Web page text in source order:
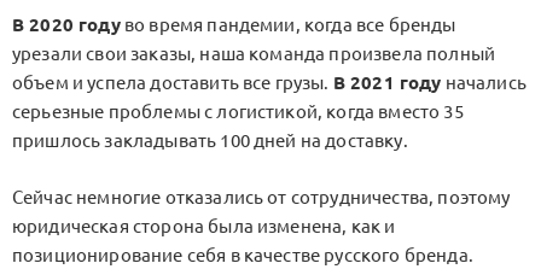
В 2020 годуво время пандемии, когда все бренды
урезали свои заказы, наша команда произвела полный
объем и успела доставить все грузы. В 2021 году начались
серьезные проблемы с логистикой, когда вместо 35
пришлось закладывать 100 дней на доставку.
Сейчас немногие отказались от сотрудничества, поэтому
юридическая сторона была изменена, как и
позиционирование себя в качестве русского бренда.